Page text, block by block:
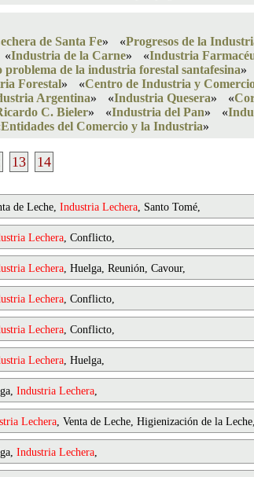
de Santa Fe» «Progresos de la
«Industria de la Carne» «Industria
problema de la industria forestal santafesina»
Forestal» «Centro de Industria y
Argentina» «Industria Quesera» «
C. Bieler» «Industria del Pan» «
Entidades del Comercio y la Industria»
13 14
de Leche, Industria Lechera, Santo Tomé,
Lechera, Conflicto,
Lechera, Huelga, Reunión, Cavour,
Lechera, Conflicto,
Lechera, Conflicto,
Lechera, Huelga,
Industria Lechera,
Lechera, Venta de Leche, Higienización de la
Industria Lechera,